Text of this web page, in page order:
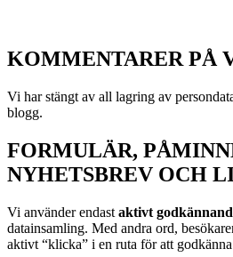
KOMMENTARER PÅ
Vi har stängt av all lagring av
blogg.
FORMULÄR,
NYHETSBREV OCH
Vi använder endast aktivt
datainsamling. Med andra ord,
aktivt “klicka” i en ruta för att